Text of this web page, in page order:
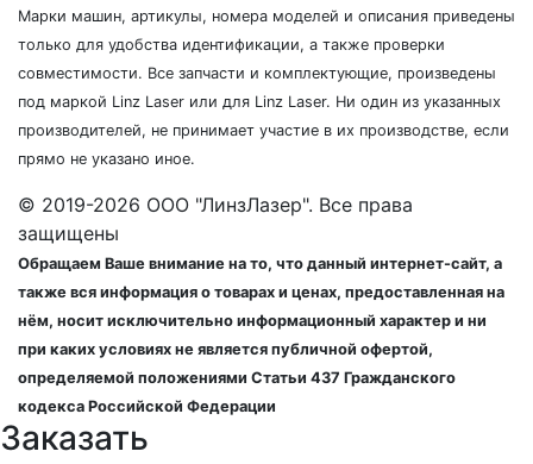
Марки машин, артикулы, номера моделей и описания приведены
только для удобства идентификации, а также проверки
совместимости. Все запчасти и комплектующие, произведены
под маркой Linz Laser или для Linz Laser. Ни один из указанных
производителей, не принимает участие в их производстве, если
прямо не указано иное.
© 2019-2026 ООО "ЛинзЛазер". Все права
защищены
Обращаем Ваше внимание на то, что данный интернет-сайт, а
также вся информация о товарах и ценах, предоставленная на
нём, носит исключительно информационный характер и ни
при каких условиях не является публичной офертой,
определяемой положениями Статьи 437 Гражданского
кодекса Российской Федерации
Заказать